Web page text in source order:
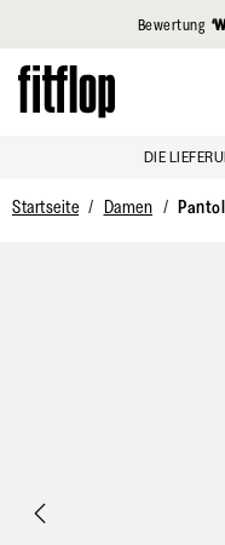
Klicken Sie hier, umBewertung
Skip
to
DIE
Startseite Damen